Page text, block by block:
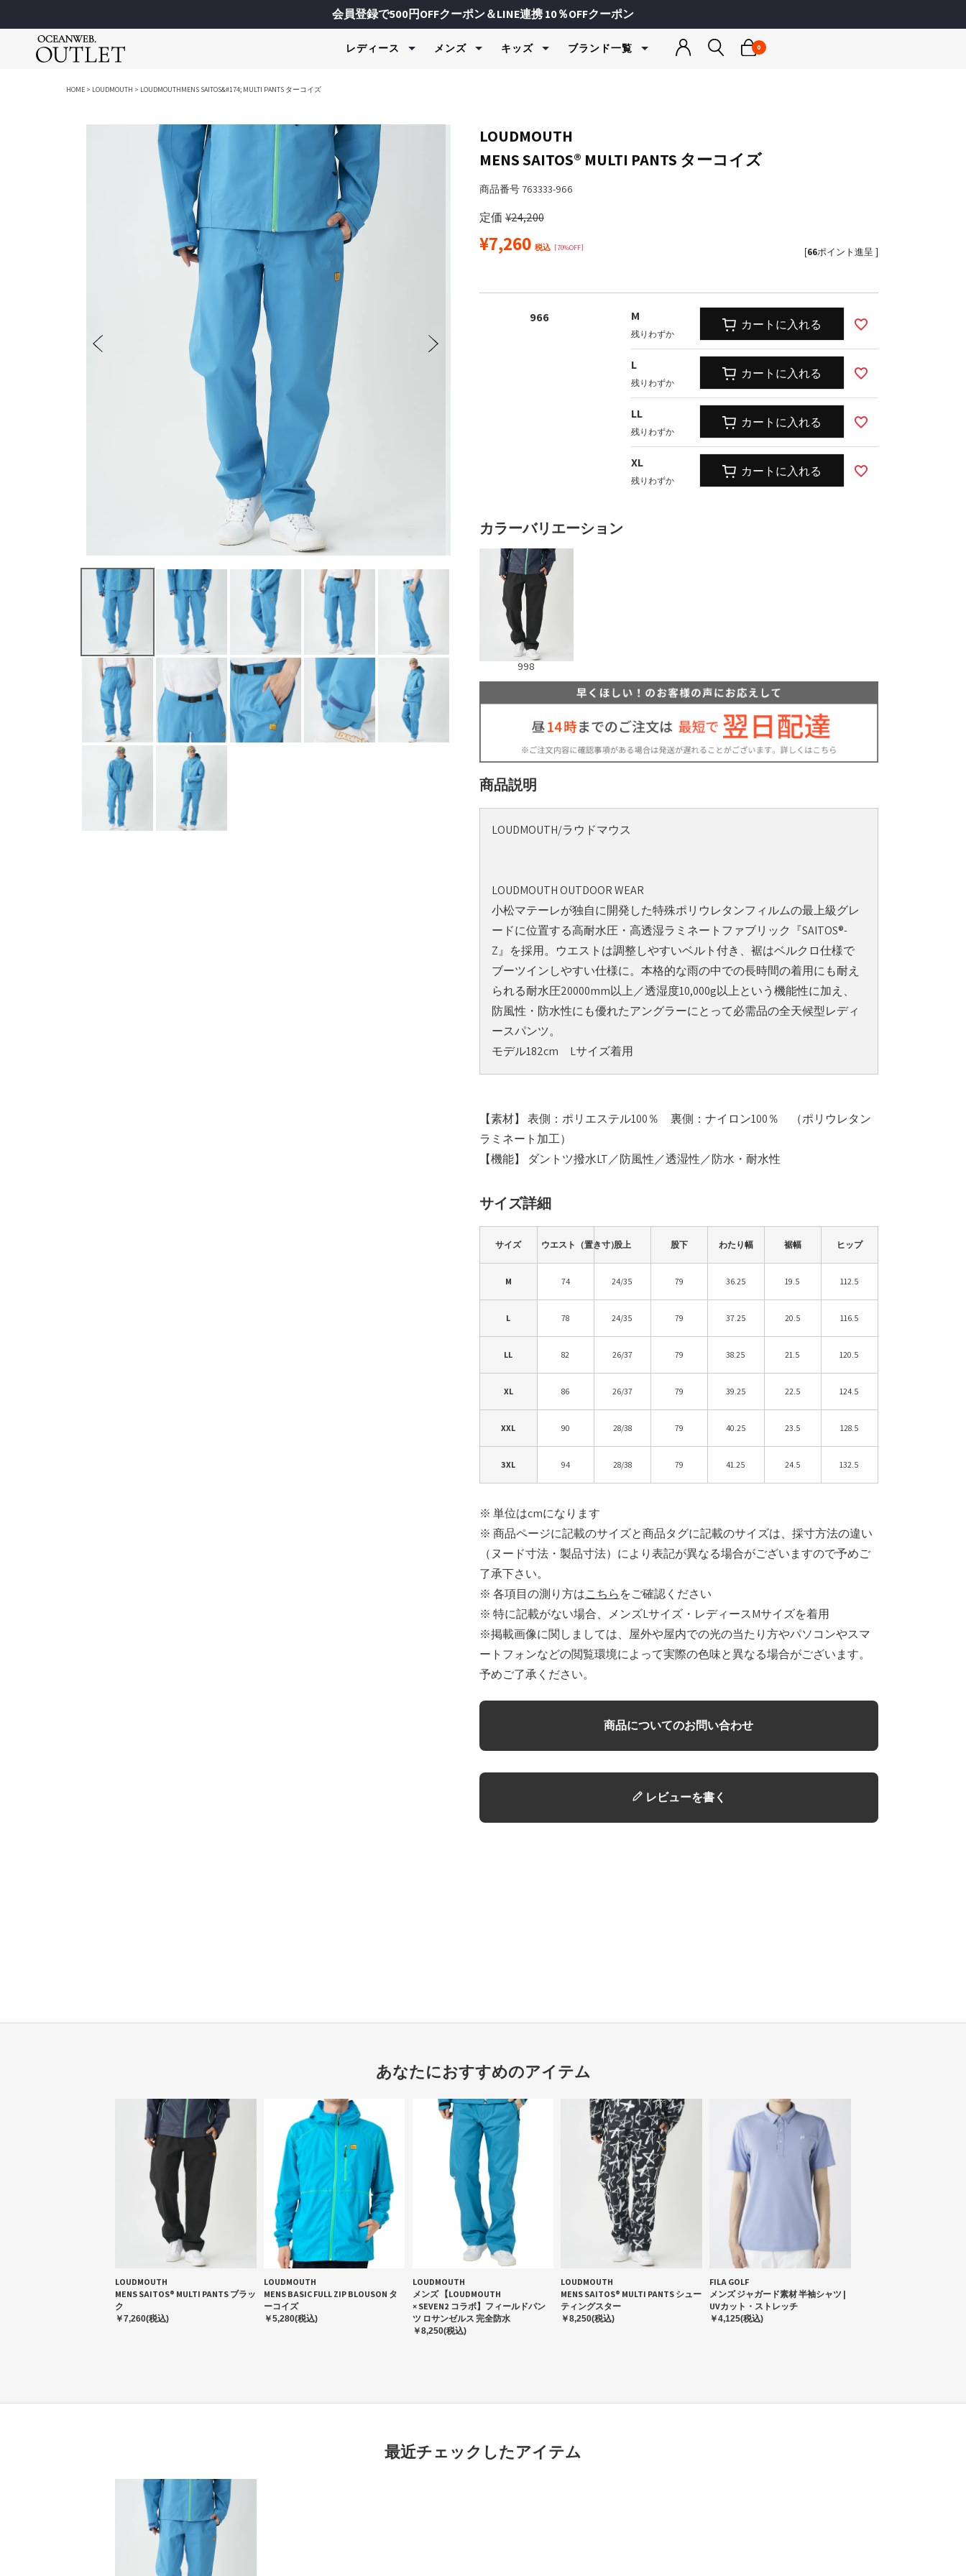
会員登録で500円OFFクーポン＆LINE連携 10％OFFクーポン
レディース
アウター
シャツ＆ブラウス
シューズ＆サンダル
ショートパンツ
スウェット＆パーカー
ファッション小物
ワンピース＆スカート
ゴルフウェア
モックネック＆カットソー
ロングパンツ
ショートパンツ
ブルゾン＆ジャケット
ベスト
UVアイテム＆インナー
キャップ＆バイザー
水着＆ビキニ
ボードショーツ
レギンス＆タイツ
タオル＆バッグ
マリンシューズ＆サンダル
フィットネス小物
メンズ
アウター
シャツ＆ポロシャツ
ショートパンツ
スウェット＆パーカー
ファッション小物
シューズ＆サンダル
ゴルフウェア
モックネック＆カットソー
ロングパンツ
ショートパンツ
ブルゾン＆ジャケット
ニット
UVアイテム
ボードショーツ＆トランク
サーフハット
タオル＆バッグ
マリンシューズ＆サンダル
ボトムス
キッズ
アウター
ロングパンツ
ショートパンツ
スウェット＆パーカー
シューズ＆サンダル
ファッション小物
スクールウェア
スクールジャージ
スクール小物
レイングッズ
ラッシュガード＆UVウェア
セパレート水着（ジェンダ
女児水着
水着＆ビキニ
トランクス＆ボードショー
スイムグッズ
タオル＆バッグ
ジャケット
ブランド一覧
Ocean Pacific
メンズ / レディース / キッズ
FILA
メンズ / レディース / キッズ
FILA GOLF
メンズ / レディース
Kappa
marie claire
レディース
Loudmouth
メンズ / レディース
marie claire ENFANTS repipi armario
キッズ
JLJ
0
HOME LOUDMOUTH LOUDMOUTHMENS SAITOS&#174; MULTI PANTS ターコイズ
LOUDMOUTH
MENS SAITOS® MULTI PANTS ターコイズ
商品番号 763333-966
定価 ¥24,200
70%OFF
¥7,260 税込 [66ポイント進呈 ]
966 M
残りわずか
カートに入れる
L
残りわずか
カートに入れる
LL
残りわずか
カートに入れる
XL
残りわずか
カートに入れる
カラーバリエーション
998
商品説明
LOUDMOUTH/ラウドマウス
LOUDMOUTH OUTDOOR WEAR
小松マテーレが独自に開発した特殊ポリウレタンフィルムの最上級グレ
ードに位置する高耐水圧・高透湿ラミネートファブリック『SAITOS®-
Z』を採用。ウエストは調整しやすいベルト付き、裾はベルクロ仕様で
ブーツインしやすい仕様に。本格的な雨の中での長時間の着用にも耐え
られる耐水圧20000mm以上／透湿度10,000g以上という機能性に加え、
防風性・防水性にも優れたアングラーにとって必需品の全天候型レディ
ースパンツ。
モデル182cm Lサイズ着用
【素材】 表側：ポリエステル100％ 裏側：ナイロン100％ （ポリウレタン
ラミネート加工）
【機能】 ダントツ撥水LT／防風性／透湿性／防水・耐水性
サイズ詳細
サイズ ウエスト（置き寸）股上 股下 わたり幅 裾幅 ヒップ
M 74 24/35 79 36.25 19.5 112.5
L 78 24/35 79 37.25 20.5 116.5
LL 82 26/37 79 38.25 21.5 120.5
XL 86 26/37 79 39.25 22.5 124.5
XXL 90 28/38 79 40.25 23.5 128.5
3XL 94 28/38 79 41.25 24.5 132.5
※ 単位はcmになります
※ 商品ページに記載のサイズと商品タグに記載のサイズは、採寸方法の違い
（ヌード寸法・製品寸法）により表記が異なる場合がございますので予めご
了承下さい。
※ 各項目の測り方はこちらをご確認ください
※ 特に記載がない場合、メンズLサイズ・レディースMサイズを着用
※掲載画像に関しましては、屋外や屋内での光の当たり方やパソコンやスマ
ートフォンなどの閲覧環境によって実際の色味と異なる場合がございます。
予めご了承ください。
商品についてのお問い合わせ
レビューを書く
あなたにおすすめのアイテム
LOUDMOUTH
MENS SAITOS® MULTI PANTS ブラッ
ク
￥7,260(税込)
LOUDMOUTH
MENS BASIC FULL ZIP BLOUSON タ
ーコイズ
￥5,280(税込)
LOUDMOUTH
メンズ 【LOUDMOUTH
× SEVEN2 コラボ】フィールドパン
ツ ロサンゼルス 完全防水
￥8,250(税込)
LOUDMOUTH
MENS SAITOS® MULTI PANTS シュー
ティングスター
￥8,250(税込)
FILA GOLF
メンズ ジャガード素材 半袖シャツ |
UVカット・ストレッチ
￥4,125(税込)
最近チェックしたアイテム